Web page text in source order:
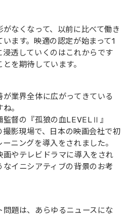
なくなって、以前に比べて働き
ます。映適の認定が始まって1
透していくのはこれからです
を期待しています。
業界全体に広がってきている
。
監督の『孤狼の血LEVELⅡ』
撮影現場で、日本の映画会社で初
ニングを導入をされました。
画やテレビドラマに導入をされ
イニシアティブの背景のお考
問題は、あらゆるニュースにな